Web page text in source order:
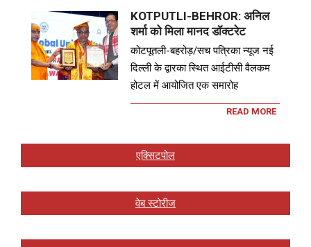
KOTPUTLI-BEHROR: अनिल
शर्मा को मिला मानद डॉक्टरेट
कोटपूतली-बहरोड़/सच पत्रिका न्यूज नई
दिल्ली के द्वारका स्थित आईटीसी वैलकम
होटल में आयोजित एक समारोह
READ MORE
एक्सिटपोल
वेब स्टोरीज